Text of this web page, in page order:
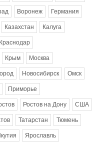
Воронеж Германия
Казахстан Калуга
Краснодар
Крым Москва
Новосибирск Омск
Приморье
Ростов на Дону США
Татарстан Тюмень
Ярославль